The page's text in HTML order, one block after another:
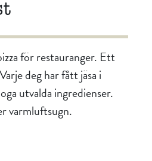
för restauranger. Ett
deg har fått jäsa i
utvalda ingredienser.
varmluftsugn.